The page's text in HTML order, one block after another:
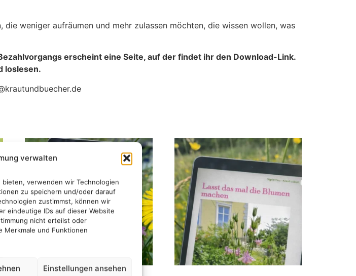
verwalten
bieten, verwenden wir Technologien
zu speichern und/oder darauf
zustimmst, können wir
eindeutige IDs auf dieser Website
nicht erteilst oder
Merkmale und Funktionen
Einstellungen ansehen
weniger aufräumen und mehr zulassen möchten, die wissen wollen, was
erscheint eine Seite, auf der findet ihr den Download-Link.
loslesen.